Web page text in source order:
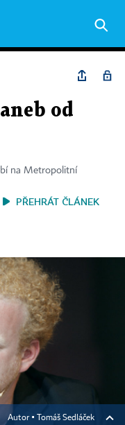
od
na Metropolitní
PŘEHRÁT ČLÁNEK
Autor ▪ Tomáš Sedláček